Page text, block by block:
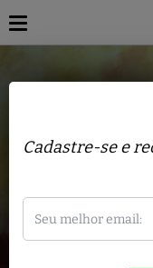
Cadastre-se e